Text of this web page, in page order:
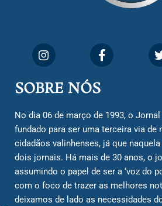
SOBRE NÓS
No dia 06 de março de 1993, o
fundado para ser uma terceira via de
cidadãos valinhenses, já que
dois jornais. Há mais de 30 anos, o
assumindo o papel de ser a ‘voz do
com o foco de trazer as melhores
deixamos de lado as necessidades